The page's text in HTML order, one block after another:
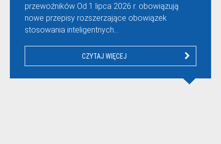
przewoźników Od 1 lipca 2026 r. obowiązują
nowe przepisy rozszerzające obowiązek
stosowania inteligentnych…
CZYTAJ WIĘCEJ